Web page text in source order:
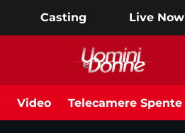
Casting Live Now
Video Telecamere Spente